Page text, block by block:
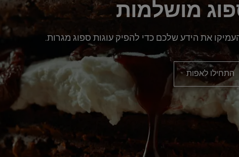
מושלמות
את הידע שלכם כדי להפיק עוגות ספוג מגרות.
התחילו לאפות